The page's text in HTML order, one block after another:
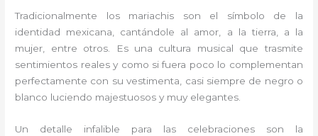
Tradicionalmente los mariachis son el símbolo de la
identidad mexicana, cantándole al amor, a la tierra, a la
mujer, entre otros. Es una cultura musical que trasmite
sentimientos reales y como si fuera poco lo complementan
perfectamente con su vestimenta, casi siempre de negro o
blanco luciendo majestuosos y muy elegantes.
Un detalle infalible para las celebraciones son la